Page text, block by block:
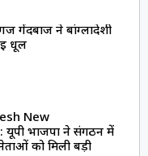
गेंदबाज ने बांग्लादेशी
धूल
New
भाजपा ने संगठन में
को मिली बड़ी